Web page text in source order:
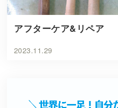
アフターケア&リペア
2023.11.29